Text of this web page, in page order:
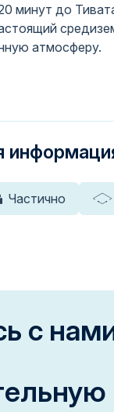
минут до
атмосферу.
Частично
с